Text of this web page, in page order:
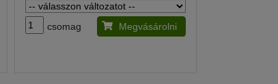
csomag Megvásárolni